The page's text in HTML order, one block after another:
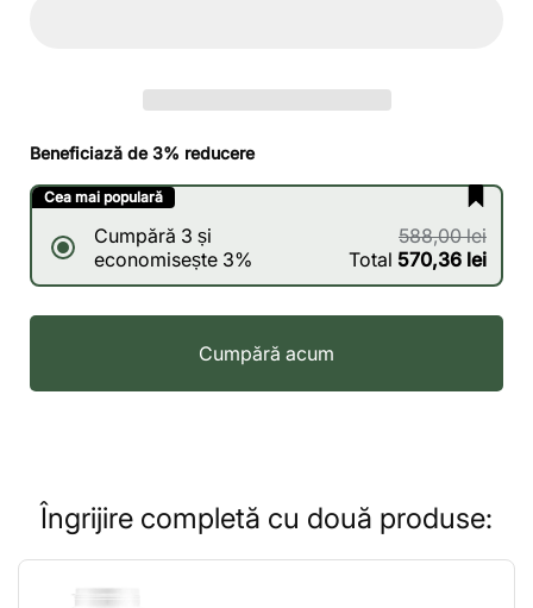
Beneficiază de 3% reducere
Cea mai populară
Cumpără 3 și
economisește 3%
588,00 lei
Total 570,36 lei
Cumpără acum
Îngrijire completă cu două produse: